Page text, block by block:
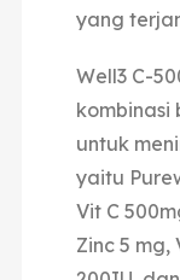
yang
Well3 C-
untuk
yaitu
Vit C
Zinc 5 mg,